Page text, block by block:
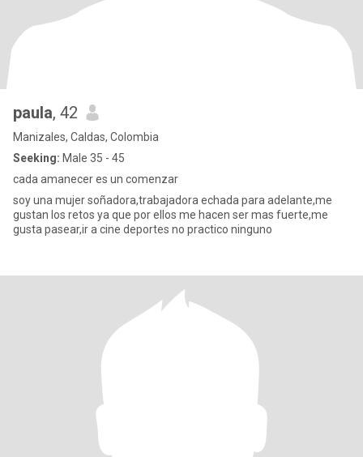
paula, 42
Manizales, Caldas, Colombia
Seeking: Male 35 - 45
cada amanecer es un comenzar
soy una mujer soñadora,trabajadora echada para adelante,me
gustan los retos ya que por ellos me hacen ser mas fuerte,me
gusta pasear,ir a cine deportes no practico ninguno